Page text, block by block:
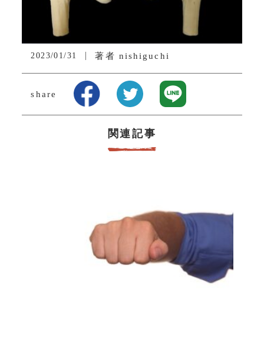
2023/01/31 著者 nishiguchi
share
関連記事